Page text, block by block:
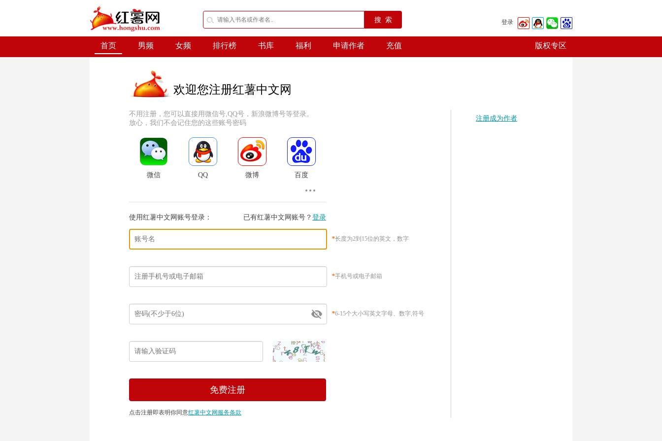
搜 索 登录
首页 男频 女频 排行榜 书库 福利 申请作者 充值 版权专区
欢迎您注册红薯中文网
不用注册，您可以直接用微信号,QQ号，新浪微博号等登录。
放心，我们不会记住您的这些账号密码
微信 QQ 微博 百度
使用红薯中文网账号登录： 已有红薯中文网账号？ 登录
*长度为2到15位的英文，数字
*手机号或电子邮箱
*6-15个大小写英文字母、数字,符号
点击注册即表明你同意红薯中文网服务条款
注册成为作者